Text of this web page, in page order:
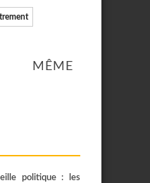
MÊME
politique : les